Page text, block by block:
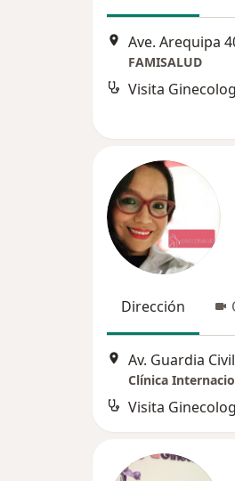
Ave. Arequipa
FAMISALUD
Visita
Dirección
Av. Guardia
Clínica